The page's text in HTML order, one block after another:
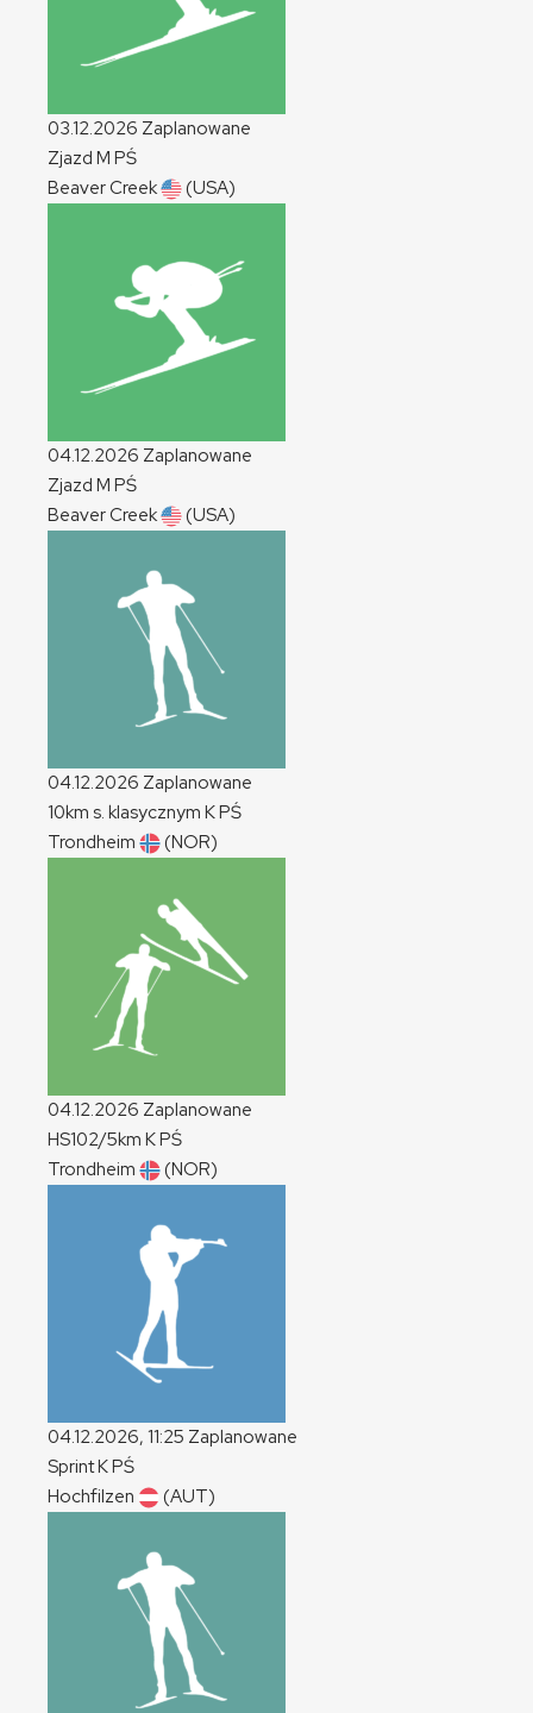
03.12.2026 Zaplanowane
Zjazd M PŚ
Beaver Creek
(USA)
04.12.2026 Zaplanowane
Zjazd M PŚ
Beaver Creek
(USA)
04.12.2026 Zaplanowane
10km s. klasycznym KPŚ
Trondheim
(NOR)
04.12.2026 Zaplanowane
HS102/5km KPŚ
Trondheim
(NOR)
04.12.2026, 11:25 Zaplanowane
SprintKPŚ
Hochfilzen
(AUT)